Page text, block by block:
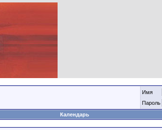
Имя
Пароль
Календарь